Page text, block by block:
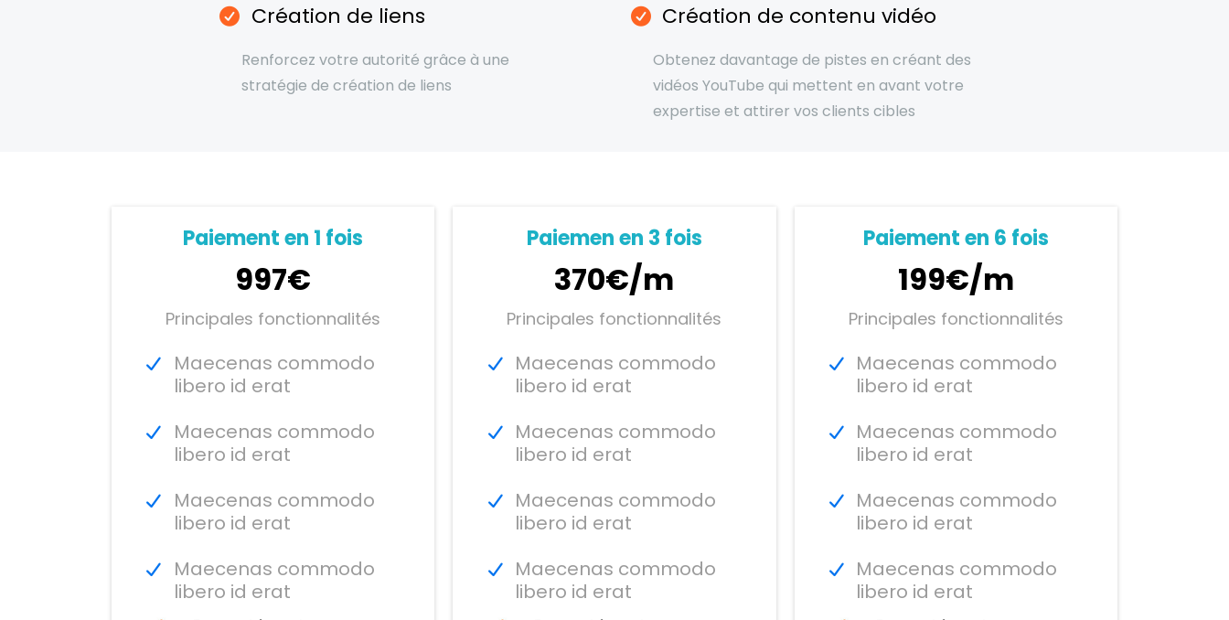
Création de liens
Renforcez votre autorité grâce à une
stratégie de création de liens
Création de contenu vidéo
Obtenez davantage de pistes en créant des
vidéos YouTube qui mettent en avant votre
expertise et attirer vos clients cibles
Paiement en 1 fois
997€
Principales fonctionnalités
Maecenas commodo
libero id erat
Maecenas commodo
libero id erat
Maecenas commodo
libero id erat
Maecenas commodo
libero id erat
Paiemen en 3 fois
370€/m
Principales fonctionnalités
Maecenas commodo
libero id erat
Maecenas commodo
libero id erat
Maecenas commodo
libero id erat
Maecenas commodo
libero id erat
Paiement en 6 fois
199€/m
Principales fonctionnalités
Maecenas commodo
libero id erat
Maecenas commodo
libero id erat
Maecenas commodo
libero id erat
Maecenas commodo
libero id erat